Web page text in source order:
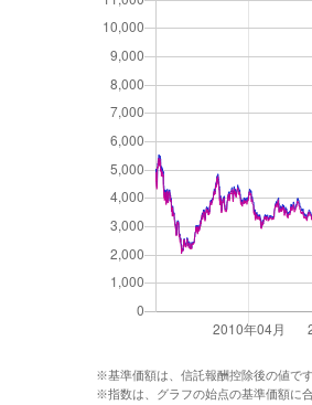
※基準価額は、信託報酬控除後の値です
※指数は、グラフの始点の基準価額に